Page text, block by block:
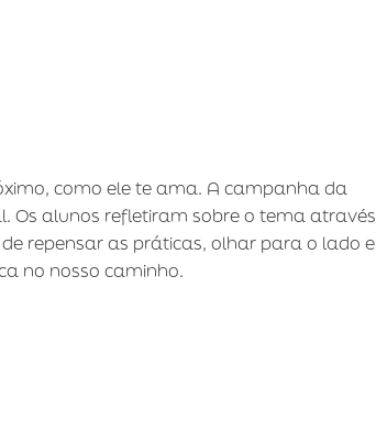
como ele te ama. A campanha da
Os alunos refletiram sobre o tema através
repensar as práticas, olhar para o lado e
no nosso caminho.